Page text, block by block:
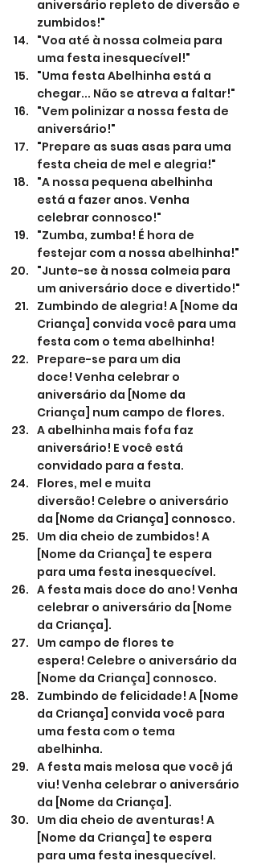
aniversário repleto de diversão e
zumbidos!"
"Voa até à nossa colmeia para
uma festa inesquecível!"
"Uma festa Abelhinha está a
chegar... Não se atreva a faltar!"
"Vem polinizar a nossa festa de
aniversário!"
"Prepare as suas asas para uma
festa cheia de mel e alegria!"
"A nossa pequena abelhinha
está a fazer anos. Venha
celebrar connosco!"
"Zumba, zumba! É hora de
festejar com a nossa abelhinha!"
"Junte-se à nossa colmeia para
um aniversário doce e divertido!"
Zumbindo de alegria! A [Nome da
Criança] convida você para uma
festa com o tema abelhinha!
Prepare-se para um dia
doce! Venha celebrar o
aniversário da [Nome da
Criança] num campo de flores.
A abelhinha mais fofa faz
aniversário! E você está
convidado para a festa.
Flores, mel e muita
diversão! Celebre o aniversário
da [Nome da Criança] connosco.
Um dia cheio de zumbidos! A
[Nome da Criança] te espera
para uma festa inesquecível.
A festa mais doce do ano! Venha
celebrar o aniversário da [Nome
da Criança].
Um campo de flores te
espera! Celebre o aniversário da
[Nome da Criança] connosco.
Zumbindo de felicidade! A [Nome
da Criança] convida você para
uma festa com o tema
abelhinha.
A festa mais melosa que você já
viu! Venha celebrar o aniversário
da [Nome da Criança].
Um dia cheio de aventuras! A
[Nome da Criança] te espera
para uma festa inesquecível.